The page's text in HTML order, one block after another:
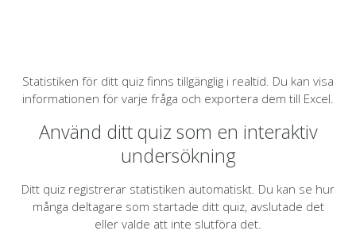
Statistiken för ditt quiz finns tillgänglig i realtid. Du kan visa
informationen för varje fråga och exportera dem till Excel.
Använd ditt quiz som en interaktiv
undersökning
Ditt quiz registrerar statistiken automatiskt. Du kan se hur
många deltagare som startade ditt quiz, avslutade det
eller valde att inte slutföra det.